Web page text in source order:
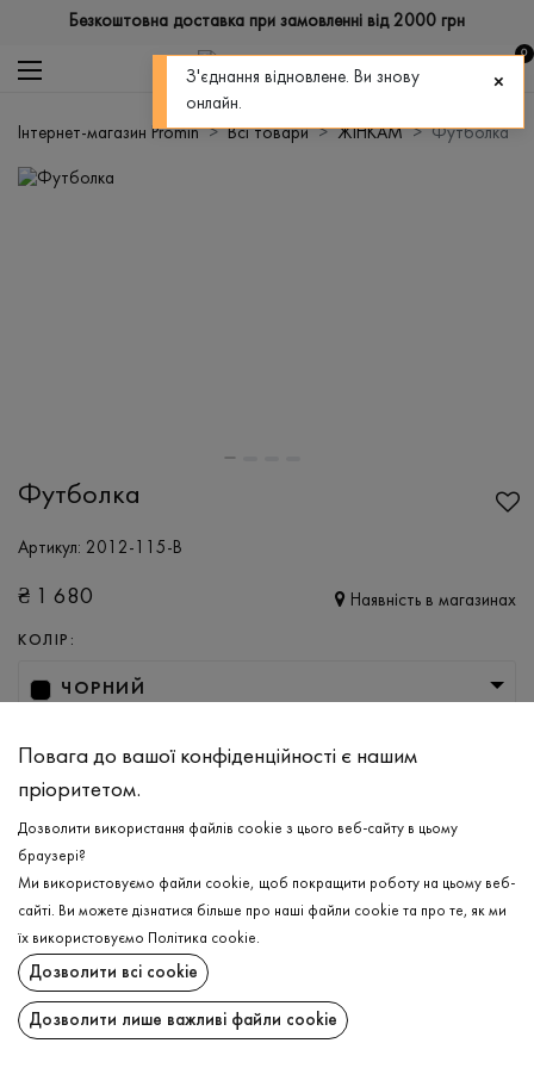
Безкоштовна доставка при замовленні від 2000 грн
0
Інтернет-магазин Promin Всі товари ЖІНКАМ Футболка
Футболка
Артикул: 2012-115-B
₴ 1 680 Наявність в магазинах
КОЛІР:
ЧОРНИЙ
XS
ОБЕРІТЬ РОЗМІР
Футболка
ДОДАТИ ДО КОШИКА
ОПИС
Повага до вашої конфіденційності є нашим
пріоритетом.
Дозволити використання файлів cookie з цього веб-сайту в цьому
браузері?
Ми використовуємо файли cookie, щоб покращити роботу на цьому веб-
сайті. Ви можете дізнатися більше про наші файли cookie та про те, як ми
їх використовуємо
Політика cookie.
Дозволити всі cookie
Дозволити лише важливі файли cookie
З'єднання відновлене. Ви знову
онлайн.